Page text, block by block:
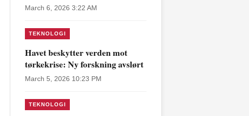
March 6, 2026 3:22 AM
TEKNOLOGI
Havet beskytter verden mot
tørkekrise: Ny forskning avslørt
March 5, 2026 10:23 PM
TEKNOLOGI